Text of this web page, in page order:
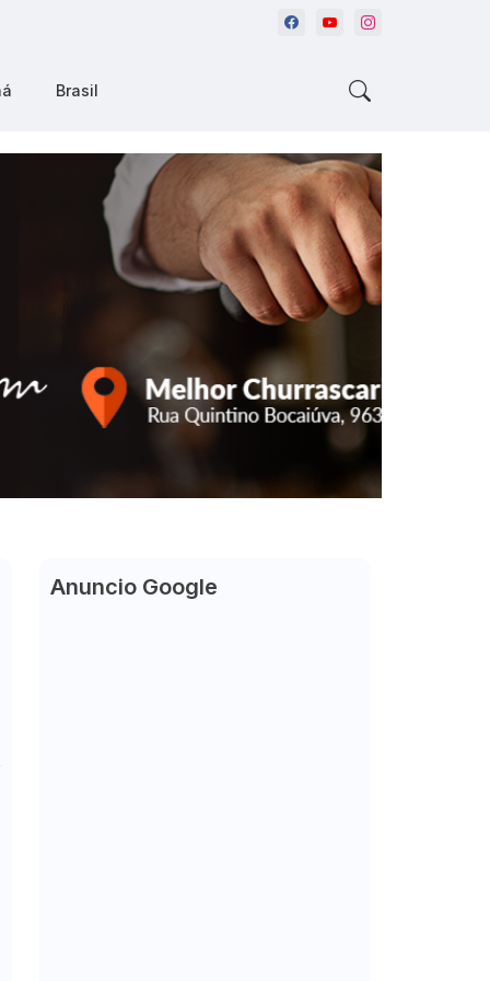
Brasil
Anuncio Google